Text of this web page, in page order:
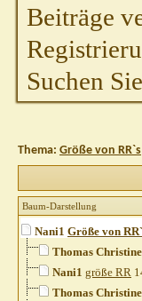
Beiträge
Suchen
Thema: Größe von RR`s
Baum-Darstellung
Nani1 Größe von
Thomas Christine
Nani1 größe RR
Thomas Christine